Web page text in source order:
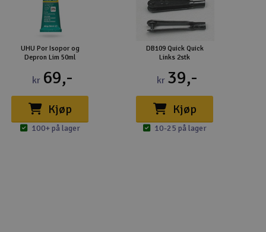
UHU Por Isopor og
Depron Lim 50ml
kr 69,-
Kjøp
100+ på lager
DB109 Quick Quick
Links 2stk
kr 39,-
Kjøp
10-25 på lager